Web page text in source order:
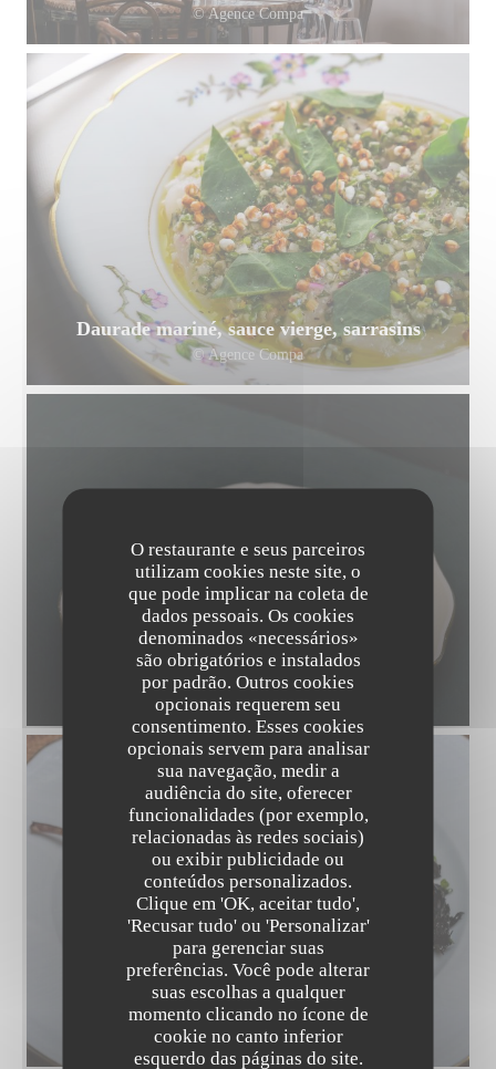
O restaurante e seus parceiros
utilizam cookies neste site, o
que pode implicar na coleta de
dados pessoais. Os cookies
denominados «necessários»
são obrigatórios e instalados
por padrão. Outros cookies
opcionais requerem seu
consentimento. Esses cookies
opcionais servem para analisar
sua navegação, medir a
audiência do site, oferecer
funcionalidades (por exemplo,
relacionadas às redes sociais)
ou exibir publicidade ou
conteúdos personalizados.
Clique em 'OK, aceitar tudo',
'Recusar tudo' ou 'Personalizar'
para gerenciar suas
preferências. Você pode alterar
suas escolhas a qualquer
momento clicando no ícone de
cookie no canto inferior
esquerdo das páginas do site.
© Agence Compa
Daurade mariné, sauce vierge, sarrasins
© Agence Compa
Choux chantilly, praliné cacahuète
© Agence Compa
Caille, celeri, patate douce, trompette de la
mort, jus de viande
© Agance Compa